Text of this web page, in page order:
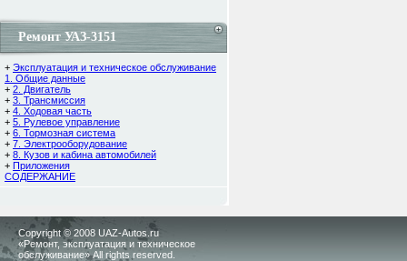
Ремонт УАЗ-3151
+ Эксплуатация и техническое обслуживание
1. Общие данные
+ 2. Двигатель
+ 3. Трансмиссия
+ 4. Ходовая часть
+ 5. Рулевое управление
+ 6. Тормозная система
+ 7. Электрооборудование
+ 8. Кузов и кабина автомобилей
+ Приложения
СОДЕРЖАНИЕ
Copyright © 2008 UAZ-Autos.ru
«Ремонт, эксплуатация и техническое
обслуживание» All rights reserved.